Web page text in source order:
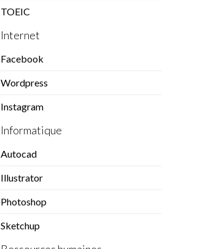
TOEIC
Internet
Facebook
Wordpress
Instagram
Informatique
Autocad
Illustrator
Photoshop
Sketchup